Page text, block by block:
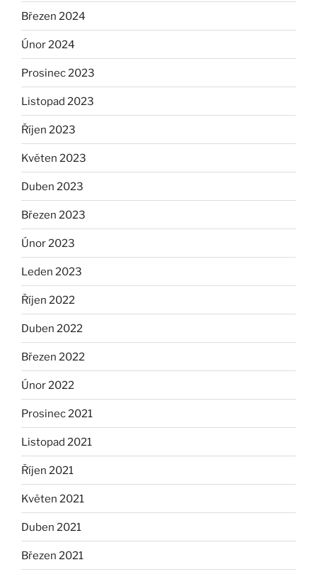
Březen 2024
Únor 2024
Prosinec 2023
Listopad 2023
Říjen 2023
Květen 2023
Duben 2023
Březen 2023
Únor 2023
Leden 2023
Říjen 2022
Duben 2022
Březen 2022
Únor 2022
Prosinec 2021
Listopad 2021
Říjen 2021
Květen 2021
Duben 2021
Březen 2021